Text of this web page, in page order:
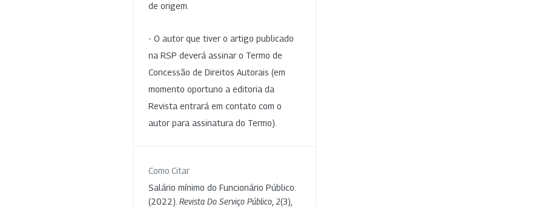
de origem.
- O autor que tiver o artigo publicado
na RSP deverá assinar o Termo de
Concessão de Direitos Autorais (em
momento oportuno a editoria da
Revista entrará em contato com o
autor para assinatura do Termo).
Como Citar
Salário mínimo do Funcionário Público.
(2022). Revista Do Serviço Público 2(3),